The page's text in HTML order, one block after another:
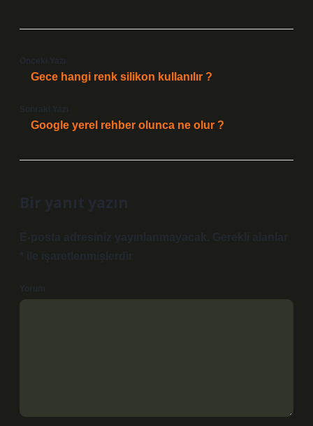
Önceki Yazı
Gece hangi renk silikon kullanılır ?
Sonraki Yazı
Google yerel rehber olunca ne olur ?
Bir yanıt yazın
E-posta adresiniz yayınlanmayacak. Gerekli alanlar
* ile işaretlenmişlerdir
Yorum